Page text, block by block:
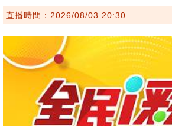
直播時間：2026/08/03 20:30